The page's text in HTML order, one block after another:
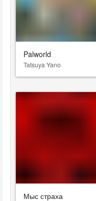
Palworld
Tatsuya Yano
Мыс страха